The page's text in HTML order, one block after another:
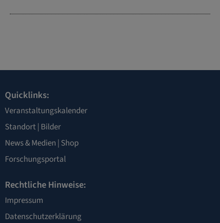
Quicklinks:
Veranstaltungskalender
Standort| Bilder
News & Medien | Shop
Forschungsportal
Rechtliche Hinweise:
Impressum
Datenschutzerklärung